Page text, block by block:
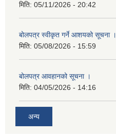
मिति: 05/11/2026 - 20:42
बोलपत्र स्वीकृत गर्ने आशयको सूचना ।
मिति: 05/08/2026 - 15:59
बोलपत्र आवहानको सूचना ।
मिति: 04/05/2026 - 14:16
अन्य